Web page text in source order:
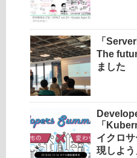
「
The
ました
「
イクロ
現しよ